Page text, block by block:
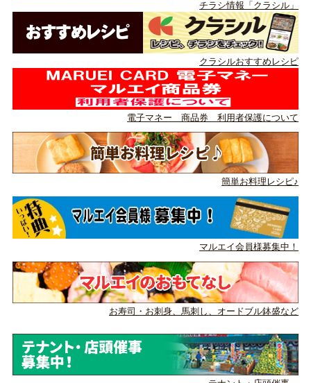
チラシ情報「クラシル」
クラシルおすすめレシピ
電子マネー 商品券 利用者保護について
簡単お料理レシピ♪
マルエイ会員様募集中！
お寿司・お刺身、馬刺し、 オードブル鉢盛など